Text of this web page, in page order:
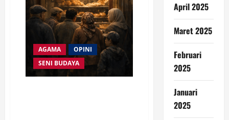
AGAMA
OPINI
SENI BUDAYA
April 2025
Maret 2025
Februari
2025
Januari
2025